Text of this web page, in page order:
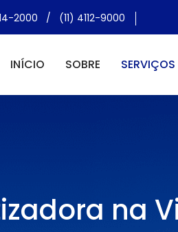
2000 / (11) 4112-9000
INÍCIO SOBRE SERVIÇOS
na